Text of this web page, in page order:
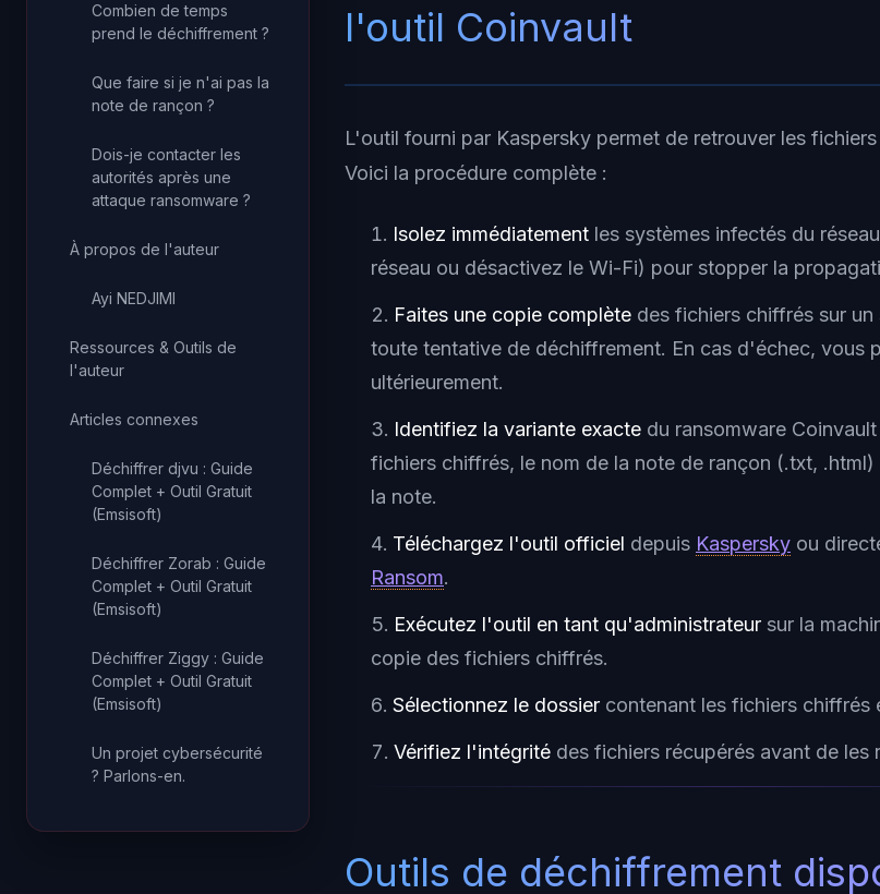
Combien de temps
prend le déchiffrement ?
Que faire si je n'ai pas la
note de rançon ?
Dois-je contacter les
autorités après une
attaque ransomware ?
À propos de l'auteur
Ayi NEDJIMI
Ressources & Outils de
l'auteur
Articles connexes
Déchiffrer djvu : Guide
Complet + Outil Gratuit
(Emsisoft)
Déchiffrer Zorab : Guide
Complet + Outil Gratuit
(Emsisoft)
Déchiffrer Ziggy : Guide
Complet + Outil Gratuit
(Emsisoft)
Un projet cybersécurité
? Parlons-en.
l'outil Coinvault
L'outil fourni par Kaspersky permet de retrouver les
Voici la procédure complète :
Isolez immédiatement les systèmes infectés du
réseau ou désactivez le Wi-Fi) pour stopper la
Faites une copie complète des fichiers chiffrés sur
toute tentative de déchiffrement. En cas d'échec, vous
ultérieurement.
Identifiez la variante exacte du ransomware
fichiers chiffrés, le nom de la note de rançon (.txt,
la note.
Téléchargez l'outil officiel depuis Kaspersky ou
Ransom.
Exécutez l'outil en tant qu'administrateur sur la
copie des fichiers chiffrés.
Sélectionnez le dossier contenant les fichiers chiffrés
Vérifiez l'intégrité des fichiers récupérés avant de les
Outils de déchiffrement